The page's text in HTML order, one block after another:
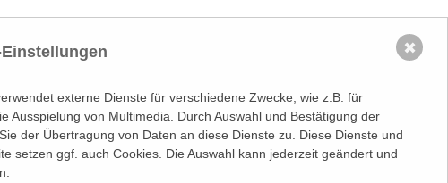
externe Dienste für verschiedene Zwecke, wie z.B. für
Ausspielung von Multimedia. Durch Auswahl und Bestätigung der
der Übertragung von Daten an diese Dienste zu. Diese Dienste und
setzen ggf. auch Cookies. Die Auswahl kann jederzeit geändert und
✖